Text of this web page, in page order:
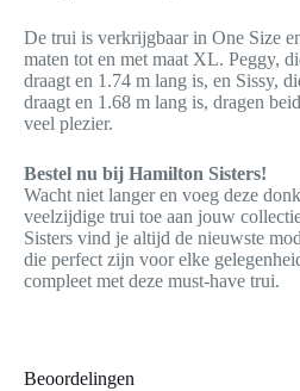
De trui is verkrijgbaar in One Size
maten tot en met maat XL. Peggy,
draagt en 1.74 m lang is, en Sissy,
draagt en 1.68 m lang is, dragen
veel plezier.
Bestel nu bij Hamilton Sisters!
Wacht niet langer en voeg deze
veelzijdige trui toe aan jouw
Sisters vind je altijd de nieuwste
die perfect zijn voor elke
compleet met deze must-have trui.
Beoordelingen